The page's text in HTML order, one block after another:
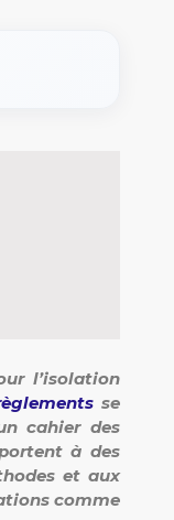
l’isolation
se
cahier des
à des
et aux
comme